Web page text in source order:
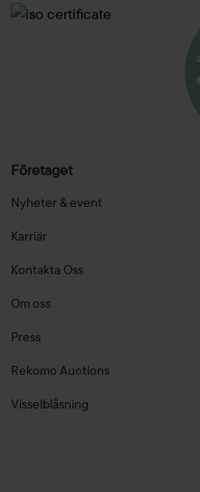
Företaget
Nyheter & event
Karriär
Kontakta Oss
Om oss
Press
Rekomo Auctions
Visselblåsning